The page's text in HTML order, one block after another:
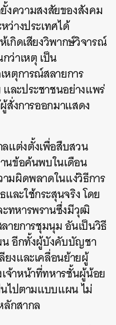
ความสงสัยของสังคม
ว่างประเทศได้
เกิดเสียงวิพากษ์วิจารณ์
ว่าเหตุ เป็น
หตุการณ์สลายการ
ละประชาชนอย่างแพร่
สั่งการออกมาแสดง
แต่งตั้งเพื่อสืบสวน
นข้อค้นพบในเดือน
มผิดพลาดในแง่วิธีการ
ละใช้กระสุนจริง โดย
ะทหารพรานซึ่งมีวุฒิ
ลายการชุมนุม อันเป็นวิธี
น อีกทั้งผู้บังคับบัญชา
ยงและเคลื่อนย้ายผู้
จ้าหน้าที่ทหารชั้นผู้น้อย
นไปตามแบบแผน ไม่
กสากล